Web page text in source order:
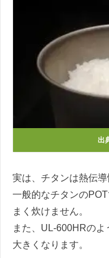
出
実は、チタンは熱伝導
一般的なチタンの
まく炊けません。
また、UL-600HRの
大きくなります。